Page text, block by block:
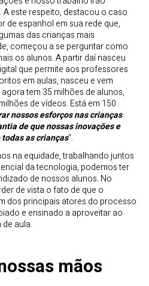
este respeito, destacou o caso
de espanhol em sua rede que,
das crianças mais
começou a se perguntar como
os alunos. A partir daí nasceu
que permite aos professores
em aulas, nasceu e vem
tem 35 milhões de alunos,
de vídeos. Está em 150
nossos esforços nas crianças
de que nossas inovações e
as crianças“.
na equidade, trabalhando juntos
da tecnologia, podemos ter
de nossos alunos. No
de vista o fato de que o
dos principais atores do processo
e ensinado a aproveitar ao
aula.
mãos